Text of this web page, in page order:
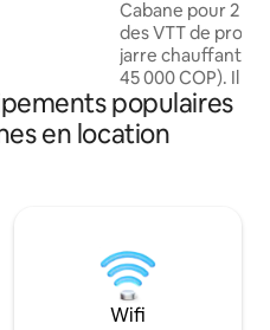
chaude
Cabane pour 2
des VTT de
jarre chauffante
45 000 COP). Il a
sur le volcan
entouré d'une
Le parc national
proximité se trouve le centre de
réserves
les thermes et
populaires
en location
Wifi